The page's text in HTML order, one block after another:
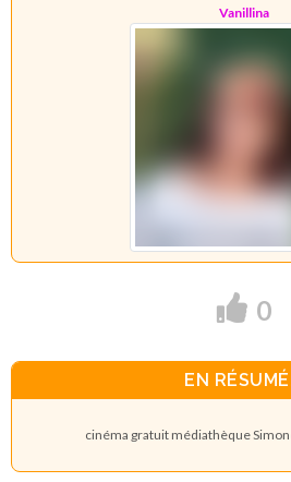
Vanillina
0
EN
cinéma gratuit médiathèque